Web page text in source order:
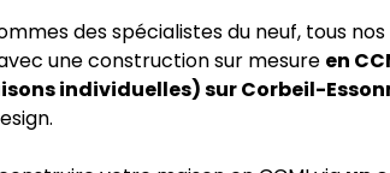
des spécialistes du neuf, tous
une construction sur mesure en
individuelles) sur Corbeil-